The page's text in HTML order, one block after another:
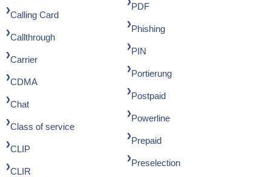
Calling Card
Callthrough
Carrier
CDMA
Chat
Class of service
CLIP
CLIR
PDF
Phishing
PIN
Portierung
Postpaid
Powerline
Prepaid
Preselection